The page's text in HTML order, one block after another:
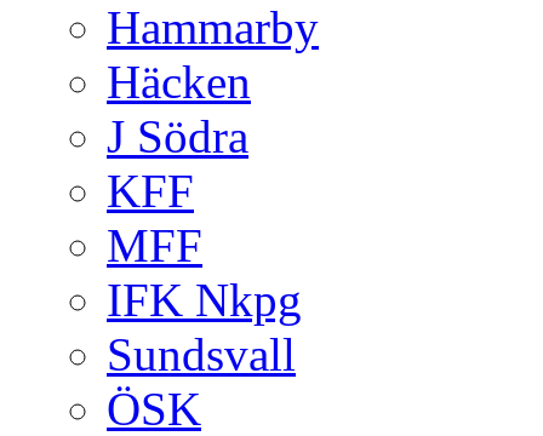
Hammarby
Häcken
J Södra
KFF
MFF
IFK Nkpg
Sundsvall
ÖSK